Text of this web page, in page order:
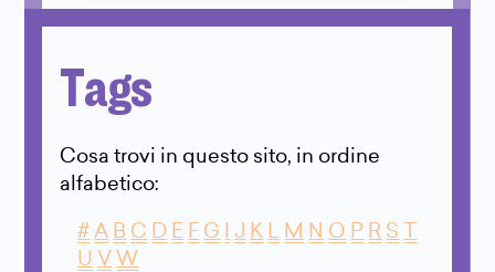
Tags
Cosa trovi in questo sito, in ordine
alfabetico:
# A B C D E F G J K L M N O P R S
U V W